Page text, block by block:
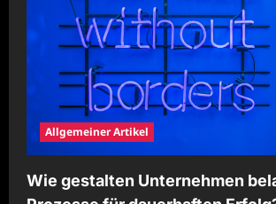
Allgemeiner Artikel
Wie gestalten Unternehmen